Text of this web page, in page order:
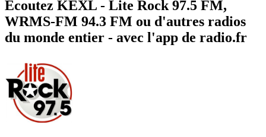
Écoutez KEXL - Lite Rock 97.5 FM,
WRMS-FM 94.3 FM ou d'autres radios
du monde entier - avec l'app de radio.fr